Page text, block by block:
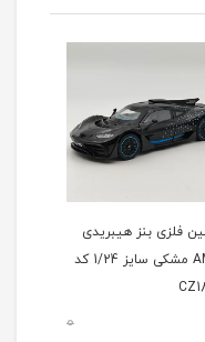
فلزی بنز هیبریدی
AMG1 مشکی سایز 1/24 کد
0